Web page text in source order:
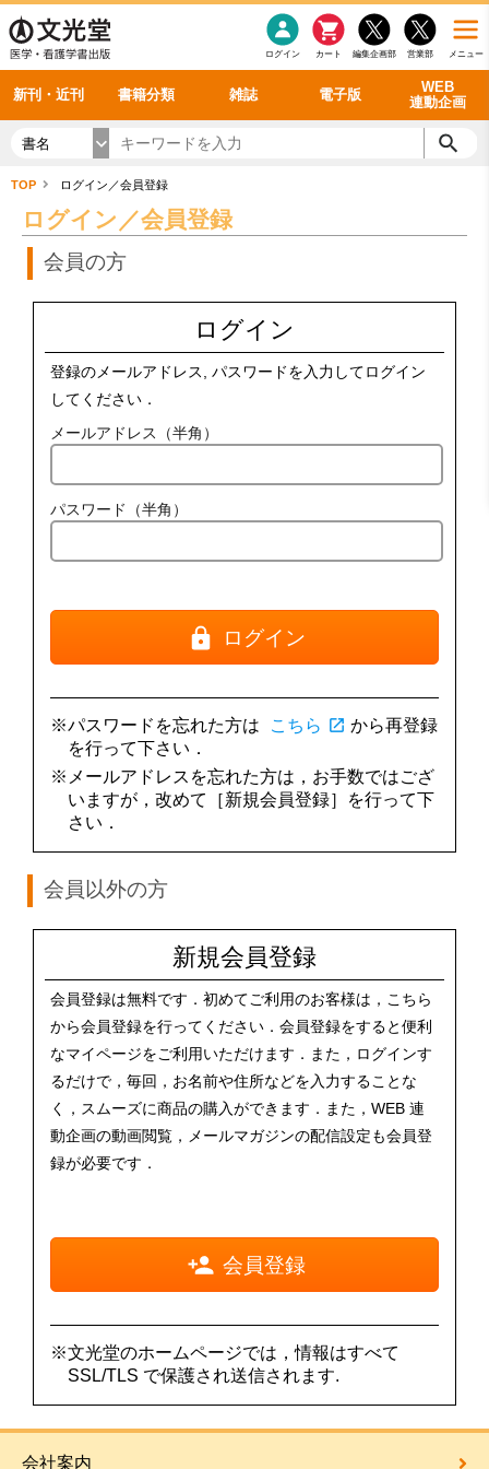
メニュー
営業部
編集企画部
カート
ログイン
新刊・近刊 書籍分類 雑誌 電子版
WEB
連動企画
感染症 老年医学
看護・介護
呼吸器
循環器
シリーズ一覧
雑誌投稿規定
理学療法
雑誌案内・年間購読 最新号 バックナンバー
電子書籍
電子雑誌
書籍「データに基づく臨床動作分析」WEB動画
書籍「眼手術学」WEB動画
書籍「神経症候学 II 改訂第二版」 WEB動画
新刊一覧
今後の発行予定
書名
TOP ログイン／会員登録
ログイン／会員登録
会員の方
ログイン
登録のメールアドレス, パスワードを入力してログイン
してください．
メールアドレス（半角）
パスワード（半角）
ログイン
※パスワードを忘れた方は こちら open_in_new から再登録
を行って下さい．
※メールアドレスを忘れた方は，お手数ではござ
いますが，改めて［新規会員登録］を行って下
さい．
会員以外の方
新規会員登録
会員登録は無料です．初めてご利用のお客様は，こちら
から会員登録を行ってください．会員登録をすると便利
なマイページをご利用いただけます．また，ログインす
るだけで，毎回，お名前や住所などを入力することな
く，スムーズに商品の購入ができます．また，WEB 連
動企画の動画閲覧，メールマガジンの配信設定も会員登
録が必要です．
会員登録
※文光堂のホームページでは，情報はすべて
SSL/TLS で保護され送信されます.
会社案内